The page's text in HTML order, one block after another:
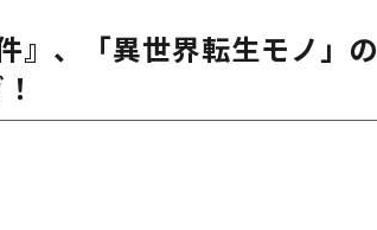
』、「異世界転生モノ」の